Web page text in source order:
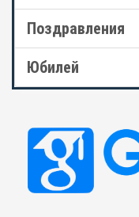
Поздравления
Юбилей